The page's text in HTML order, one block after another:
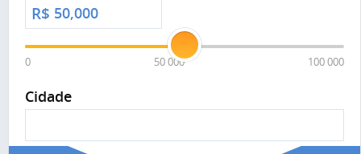
R$
0 50 000 100 000
Cidade